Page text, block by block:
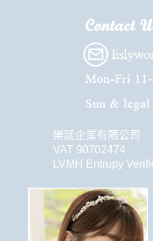
樂延企業有限公司
VAT 90702474
LVMH Entrupy